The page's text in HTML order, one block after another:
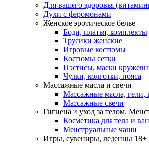
Для вашего здоровья
Духи с феромонами
Женское эротическое белье
Боди, платья, комплекты
Трусики женские
Игровые костюмы
Костюмы сетки
Пэстисы, маски
Чулки, колготки, пояса
Массажные масла и свечи
Массажные масла, гели,
Массажные свечи
Гигиена и уход за телом.
Косметика для тела и
Менструальные чаши
Игры, сувениры, леденцы 18+